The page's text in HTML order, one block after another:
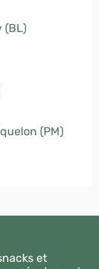
(BL)
(PM)
et